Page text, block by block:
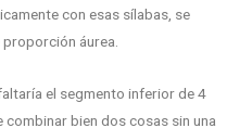
con esas sílabas, se
áurea.
el segmento inferior de 4
combinar bien dos cosas sin una